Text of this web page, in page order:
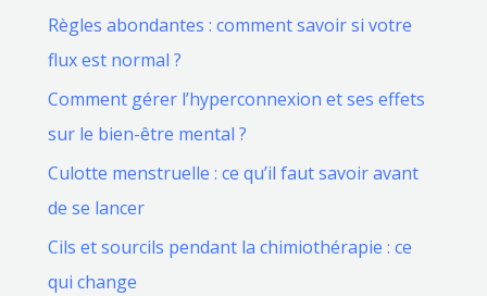
Règles abondantes : comment savoir si votre
flux est normal ?
Comment gérer l’hyperconnexion et ses effets
sur le bien-être mental ?
Culotte menstruelle : ce qu’il faut savoir avant
de se lancer
Cils et sourcils pendant la chimiothérapie : ce
qui change